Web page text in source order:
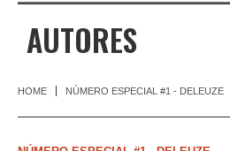
AUTORES
HOME NÚMERO ESPECIAL #1 - DELEUZE